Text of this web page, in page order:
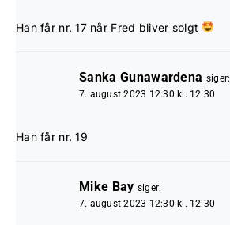
Han får nr. 17 når Fred bliver solgt
Sanka Gunawardena siger:
7. august 2023 12:30 kl. 12:30
Han får nr. 19
Mike Bay siger:
7. august 2023 12:30 kl. 12:30